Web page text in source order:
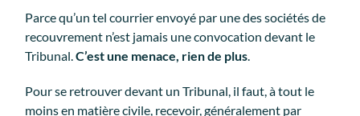
Parce qu’un tel courrier envoyé par une des sociétés de
recouvrement n’est jamais une convocation devant le
Tribunal.C’est une menace, rien de plus
Pour se retrouver devant un Tribunal, il faut, à tout le
moins en matière civile, recevoir, généralement par